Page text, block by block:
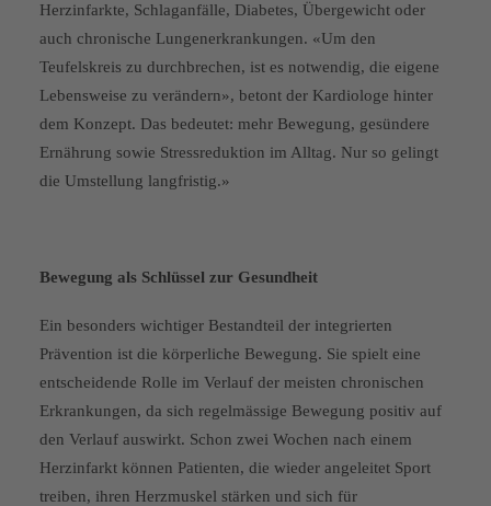
Herzinfarkte, Schlaganfälle, Diabetes, Übergewicht oder
auch chronische Lungenerkrankungen. «Um den
Teufelskreis zu durchbrechen, ist es notwendig, die eigene
Lebensweise zu verändern», betont der Kardiologe hinter
dem Konzept. Das bedeutet: mehr Bewegung, gesündere
Ernährung sowie Stressreduktion im Alltag. Nur so gelingt
die Umstellung langfristig.»
Bewegung als Schlüssel zur Gesundheit
Ein besonders wichtiger Bestandteil der integrierten
Prävention ist die körperliche Bewegung. Sie spielt eine
entscheidende Rolle im Verlauf der meisten chronischen
Erkrankungen, da sich regelmässige Bewegung positiv auf
den Verlauf auswirkt. Schon zwei Wochen nach einem
Herzinfarkt können Patienten, die wieder angeleitet Sport
treiben, ihren Herzmuskel stärken und sich für